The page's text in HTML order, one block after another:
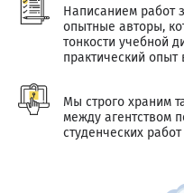
Написанием работ
опытные авторы,
тонкости учебной
практический опыт
Мы строго храним
между агентством
студенческих